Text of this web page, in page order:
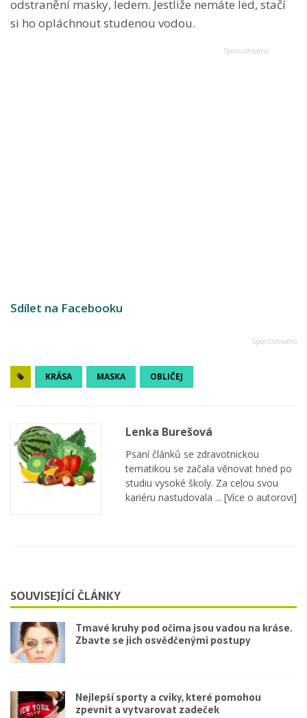
odstranění masky, ledem. Jestliže nemáte led, stačí
si ho opláchnout studenou vodou.
Sdílet na Facebooku
KRÁSA MASKA OBLIČEJ
Lenka Burešová
Psaní článků se zdravotnickou
tematikou se začala věnovat hned po
studiu vysoké školy. Za celou svou
kariéru nastudovala ... [Více o autorovi]
SOUVISEJÍCÍ ČLÁNKY
Tmavé kruhy pod očima jsou vadou na kráse.
Zbavte se jich osvědčenými postupy
Nejlepší sporty a cviky, které pomohou
zpevnit a vytvarovat zadeček